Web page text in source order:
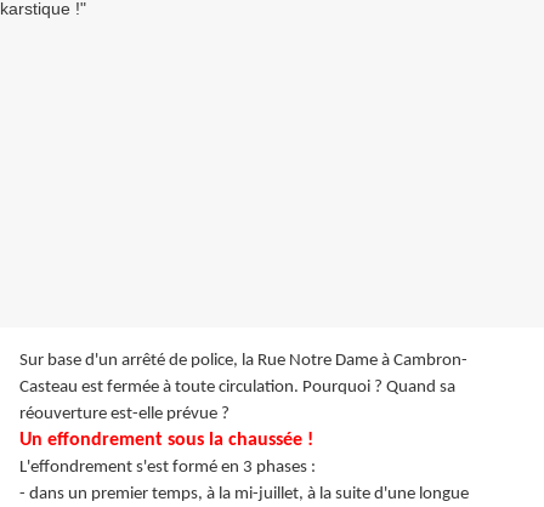
Sur base d'un arrêté de police, la Rue Notre Dame à Cambron-
Casteau est fermée à toute circulation. Pourquoi ? Quand sa
réouverture est-elle prévue ?
Un effondrement sous la chaussée !
L'effondrement s'est formé en 3 phases :
- dans un premier temps, à la mi-juillet, à la suite d'une longue